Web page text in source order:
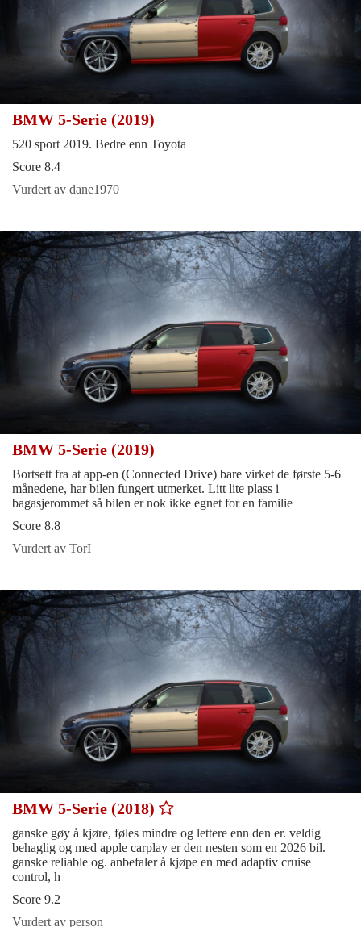
BMW 5-Serie (2019)
520 sport 2019. Bedre enn Toyota
Score 8.4
Vurdert av dane1970
BMW 5-Serie (2019)
Bortsett fra at app-en (Connected Drive) bare virket de første 5-6
månedene, har bilen fungert utmerket. Litt lite plass i
bagasjerommet så bilen er nok ikke egnet for en familie
Score 8.8
Vurdert av TorI
BMW 5-Serie (2018)
ganske gøy å kjøre, føles mindre og lettere enn den er. veldig
behaglig og med apple carplay er den nesten som en 2026 bil.
ganske reliable og. anbefaler å kjøpe en med adaptiv cruise
control, h
Score 9.2
Vurdert av person